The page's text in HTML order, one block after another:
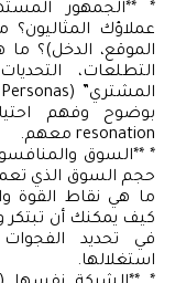
عملاؤك المثاليون؟
الموقع، الدخل)؟ ما
التطلعات،
بوضوح وفهم
resonation معهم.
حجم السوق الذي
ما هي نقاط القوة
كيف يمكنك أن تبتكر
في تحديد
استغلالها.